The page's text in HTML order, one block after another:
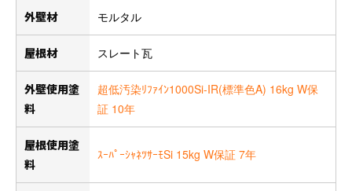
外壁材 モルタル
屋根材 スレート瓦
外壁使用塗
料
超低汚染ﾘﾌｧｲﾝ1000Si-IR(標準色A) 16kg W保
証 10年
屋根使用塗
料
ｽｰﾊﾟｰｼｬﾈﾂｻｰﾓSi 15kg W保証 7年